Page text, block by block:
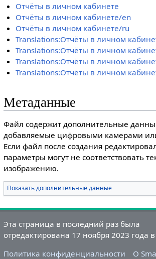
Отчёты в личном кабинете
Отчёты в личном кабинете/en
Отчёты в личном кабинете/ru
Translations:Отчёты в личном
Translations:Отчёты в личном
Translations:Отчёты в личном
Translations:Отчёты в личном
Метаданные
Файл содержит дополнительные
добавляемые цифровыми камерами
Если файл после создания
параметры могут не соответствовать
изображению.
Показать дополнительные данные
Эта страница в последний раз была
отредактирована 17 ноября 2023 года
Политика конфиденциальности
О